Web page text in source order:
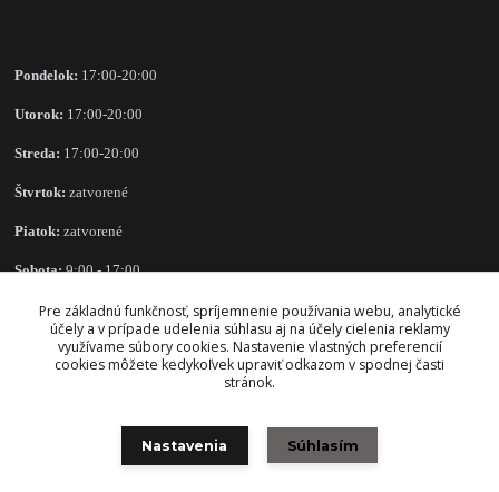
Pondelok: 17:00-20:00
Utorok: 17:00-20:00
Streda: 17:00-20:00
Štvrtok: zatvorené
Piatok: zatvorené
Sobota:9:00 - 17:00
Nedeľa: zatvorené
Pre základnú funkčnosť, spríjemnenie používania webu, analytické
účely a v prípade udelenia súhlasu aj na účely cielenia reklamy
využívame súbory cookies. Nastavenie vlastných preferencií
cookies môžete kedykoľvek upraviť odkazom v spodnej časti
stránok.
Nastavenia Súhlasím